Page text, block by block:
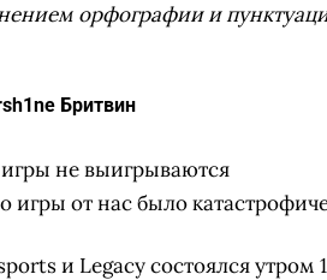
орфографии и
Бритвин
игры не выигрываются
игры от нас было
и Legacy состоялся утром